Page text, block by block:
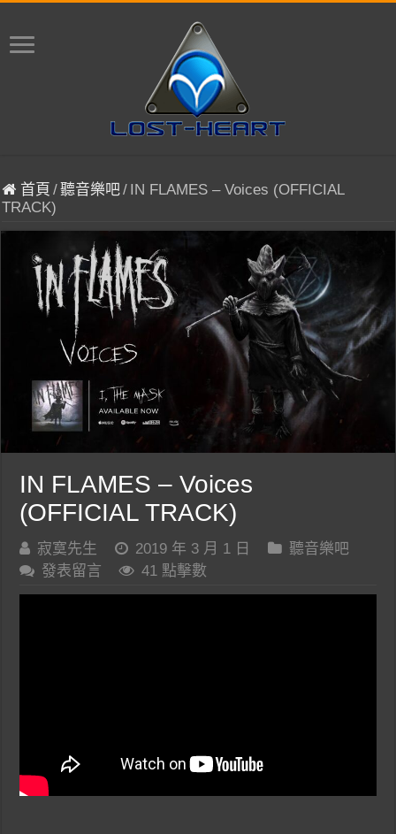
首頁 /聽音樂吧/ IN FLAMES – Voices (OFFICIAL
TRACK)
IN FLAMES – Voices
(OFFICIAL TRACK)
寂寞先生 2019 年 3 月 1 日
聽音樂吧
發表留言
41 點擊數